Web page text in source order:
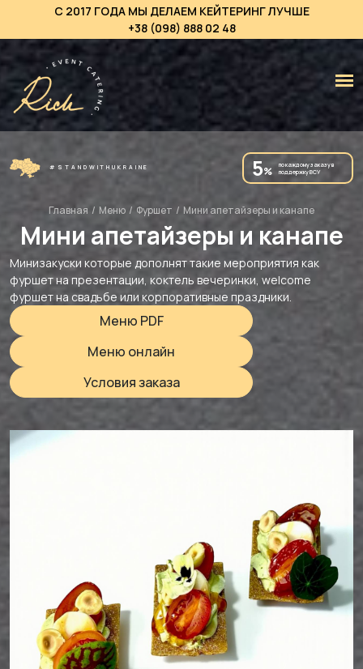
С 2017 ГОДА МЫ ДЕЛАЕМ КЕЙТЕРИНГ ЛУЧШЕ
+38 (098) 888 02 48
#STANDWITHUKRAINE 5%
по каждому заказу в
поддержку ВСУ
Главная / Меню / Фуршет / Мини апетайзеры и канапе
Мини апетайзеры и канапе
Минизакуски которые дополнят такие мероприятия как
фуршет на презентации, коктель вечеринки, welcome
фуршет на свадьбе или корпоративные праздники.
Меню PDF
Меню онлайн
Условия заказа